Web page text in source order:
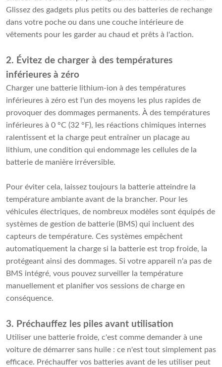
Glissez des gadgets plus petits ou des batteries de rechange
dans votre poche ou dans une couche intérieure de
vêtements pour les garder au chaud et prêts à l'action.
2. Évitez de charger à des températures
inférieures à zéro
Charger une batterie lithium-ion à des températures
inférieures à zéro est l'un des moyens les plus rapides de
provoquer des dommages permanents. À des températures
inférieures à 0 °C (32 °F), les réactions chimiques internes
ralentissent et la charge peut entraîner un placage au
lithium, une condition qui endommage les cellules de la
batterie de manière irréversible.
Pour éviter cela, laissez toujours la batterie atteindre la
température ambiante avant de la brancher. Pour les
véhicules électriques, de nombreux modèles sont équipés de
systèmes de gestion de batterie (BMS) qui incluent des
capteurs de température. Ces systèmes empêchent
automatiquement la charge si la batterie est trop froide, la
protégeant ainsi des dommages. Si votre appareil n'a pas de
BMS intégré, vous pouvez surveiller la température
manuellement et planifier vos sessions de charge en
conséquence.
3. Préchauffez les piles avant utilisation
Utiliser une batterie froide, c'est comme demander à une
voiture de démarrer sans huile : ce n'est tout simplement pas
efficace. Préchauffer vos batteries avant de les utiliser peut